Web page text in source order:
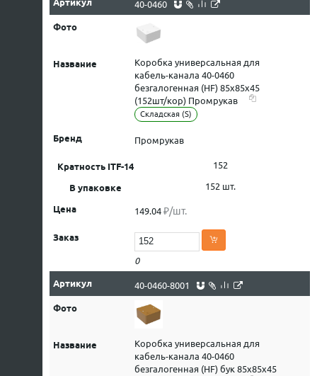
40-0460
Коробка универсальная для
кабель-канала 40-0460
безгалогенная (HF) 85х85х45
(152шт/кор) Промрукав
Складская (S)
Промрукав
152
152 шт.
149.04 ₽/шт.
0
40-0460-8001
Коробка универсальная для
кабель-канала 40-0460
безгалогенная (HF) бук 85х85х45